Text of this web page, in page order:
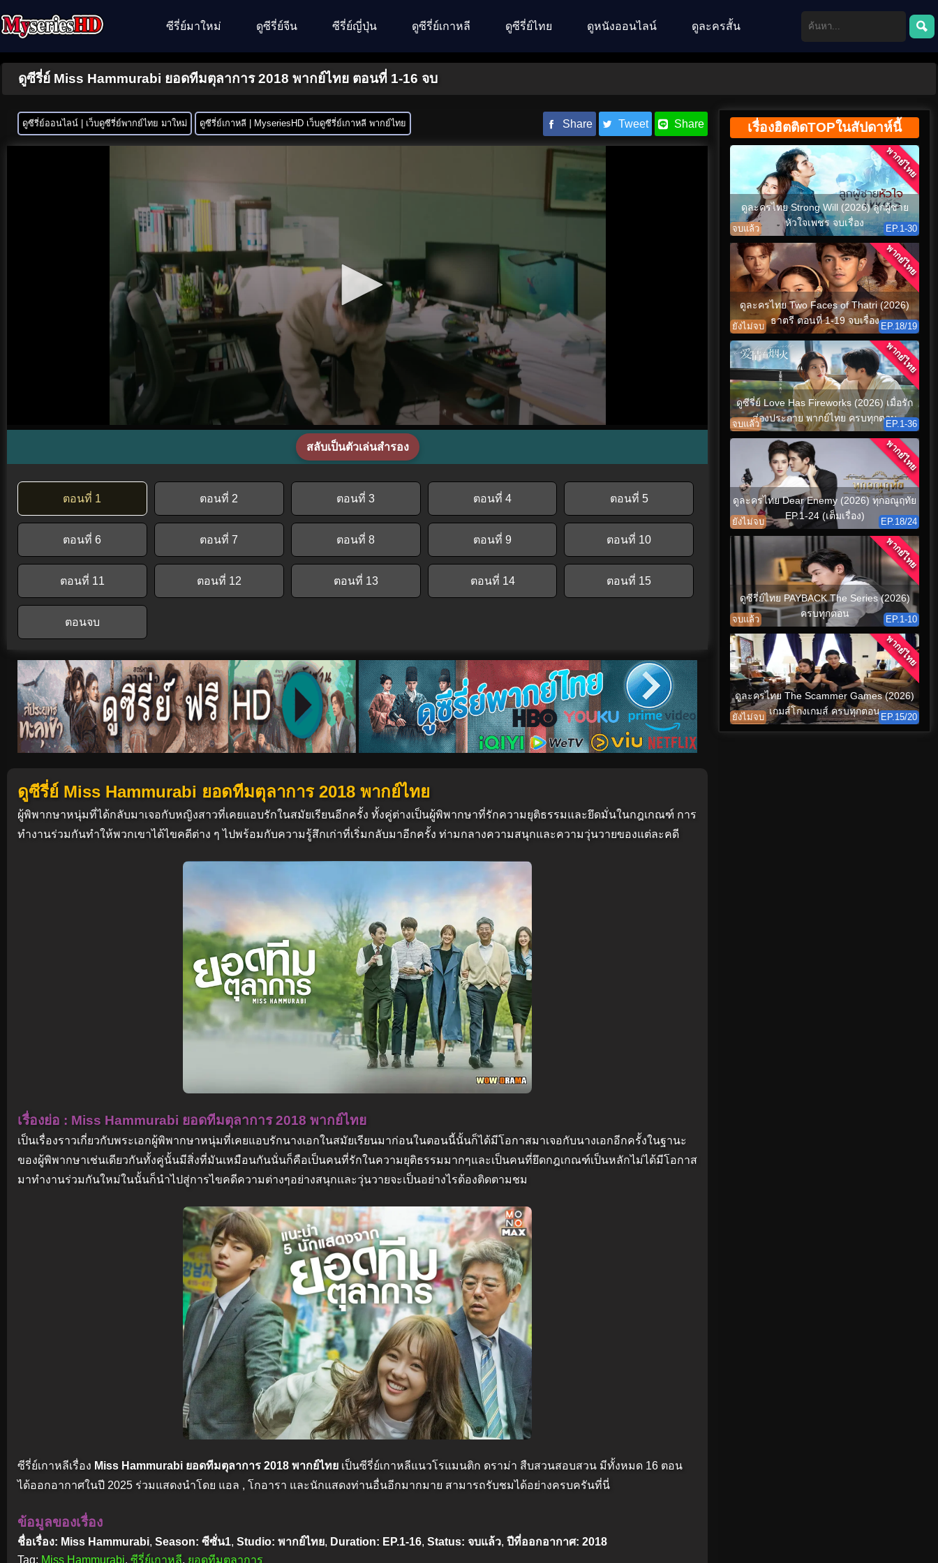
ซีรี่ย์มาใหม่ ดูซีรี่ย์จีน ซีรี่ย์ญี่ปุ่น ดูซีรี่ย์เกาหลี ดูซีรี่ย์ไทย ดูหนังออนไลน์ ดูละครสั้น
ดูซีรี่ย์ Miss Hammurabi ยอดทีมตุลาการ 2018 พากย์ไทย ตอนที่ 1-16 จบ
ดูซีรี่ย์ออนไลน์ | เว็บดูซีรี่ย์พากย์ไทย มาใหม่ ดูซีรี่ย์เกาหลี | MyseriesHD เว็บดูซีรี่ย์เกาหลี พากย์ไทย Share Tweet Share
สลับเป็นตัวเล่นสำรอง
ตอนที่ 1 ตอนที่ 2 ตอนที่ 3 ตอนที่ 4 ตอนที่ 5
ตอนที่ 6 ตอนที่ 7 ตอนที่ 8 ตอนที่ 9 ตอนที่ 10
ตอนที่ 11 ตอนที่ 12 ตอนที่ 13 ตอนที่ 14 ตอนที่ 15
ตอนจบ
ดูซีรี่ย์ Miss Hammurabi ยอดทีมตุลาการ 2018 พากย์ไทย
ผู้พิพากษาหนุ่มที่ได้กลับมาเจอกับหญิงสาวที่เคยแอบรักในสมัยเรียนอีกครั้ง ทั้งคู่ต่างเป็นผู้พิพากษาที่รักความยุติธรรมและยึดมั่นในกฎเกณฑ์ การ
ทำงานร่วมกันทำให้พวกเขาได้ไขคดีต่าง ๆ ไปพร้อมกับความรู้สึกเก่าที่เริ่มกลับมาอีกครั้ง ท่ามกลางความสนุกและความวุ่นวายของแต่ละคดี
เรื่องย่อ : Miss Hammurabi ยอดทีมตุลาการ 2018 พากย์ไทย
เป็นเรื่องราวเกี่ยวกับพระเอกผู้พิพากษาหนุ่มที่เคยแอบรักนางเอกในสมัยเรียนมาก่อนในตอนนี้นั้นก็ได้มีโอกาสมาเจอกับนางเอกอีกครั้งในฐานะ
ของผู้พิพากษาเช่นเดียวกันทั้งคู่นั้นมีสิ่งที่มันเหมือนกันนั่นก็คือเป็นคนที่รักในความยุติธรรมมากๆและเป็นคนที่ยึดกฎเกณฑ์เป็นหลักไม่ได้มีโอกาส
มาทำงานร่วมกันใหม่ในนั้นก็นำไปสู่การไขคดีความต่างๆอย่างสนุกและวุ่นวายจะเป็นอย่างไรต้องติดตามชม
ซีรี่ย์เกาหลีเรื่อง Miss Hammurabi ยอดทีมตุลาการ 2018 พากย์ไทย เป็นซีรี่ย์เกาหลีแนวโรแมนติก ดราม่า สืบสวนสอบสวน มีทั้งหมด 16 ตอน
ได้ออกอากาศในปี 2025 ร่วมแสดงนำโดย แอล , โกอารา และนักแสดงท่านอื่นอีกมากมาย สามารถรับชมได้อย่างครบครันที่นี่
ข้อมูลของเรื่อง
ชื่อเรื่อง: Miss Hammurabi, Season: ซีซั่น1, Studio: พากย์ไทย, Duration: EP.1-16, Status: จบแล้ว, ปีที่ออกอากาศ: 2018
Tag: Miss Hammurabi, ซีรี่ย์เกาหลี, ยอดทีมตุลาการ
เรื่องฮิตติดTOPในสัปดาห์นี้
ดูละครไทย Strong Will (2026) ลูกผู้ชาย
หัวใจเพชร จบเรื่อง
จบแล้ว EP.1-30
พากย์ไทย
ดูละครไทย Two Faces of Thatri (2026)
ธาตรี ตอนที่ 1-19 จบเรื่อง
ยังไม่จบ EP.18/19
พากย์ไทย
ดูซีรี่ย์ Love Has Fireworks (2026) เมื่อรัก
ส่องประกาย พากย์ไทย ครบทุกตอน
จบแล้ว EP.1-36
พากย์ไทย
ดูละครไทย Dear Enemy (2026) ทุกอณูฤทัย
EP.1-24 (เต็มเรื่อง)
ยังไม่จบ EP.18/24
พากย์ไทย
ดูซีรี่ย์ไทย PAYBACK The Series (2026)
ครบทุกตอน
จบแล้ว EP.1-10
พากย์ไทย
ดูละครไทย The Scammer Games (2026)
เกมส์โกงเกมส์ ครบทุกตอน
ยังไม่จบ EP.15/20
พากย์ไทย